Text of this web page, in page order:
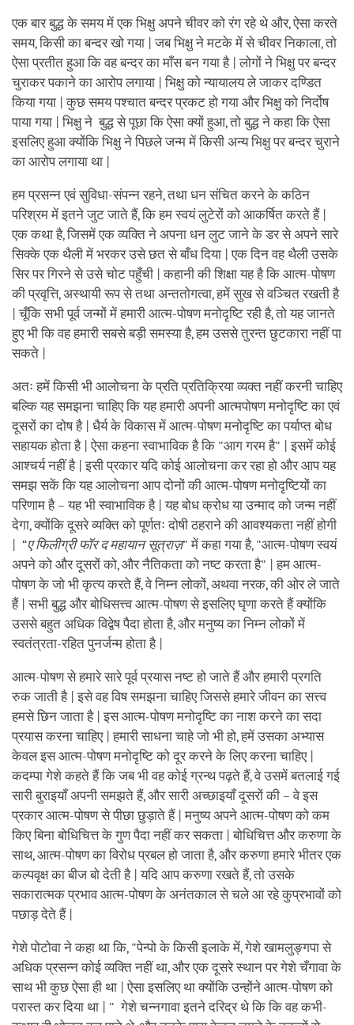
एक बार बुद्ध के समय में एक भिक्षु अपने चीवर को रंग रहे थे और, ऐसा करते
समय, किसी का बन्दर खो गया | जब भिक्षु ने मटके में से चीवर निकाला, तो
ऐसा प्रतीत हुआ कि वह बन्दर का माँस बन गया है | लोगों ने भिक्षु पर बन्दर
चुराकर पकाने का आरोप लगाया | भिक्षु को न्यायालय ले जाकर दण्डित
किया गया | कुछ समय पश्चात बन्दर प्रकट हो गया और भिक्षु को निर्दोष
पाया गया | भिक्षु ने बुद्ध से पूछा कि ऐसा क्यों हुआ, तो बुद्ध ने कहा कि ऐसा
इसलिए हुआ क्योंकि भिक्षु ने पिछले जन्म में किसी अन्य भिक्षु पर बन्दर चुराने
का आरोप लगाया था |
हम प्रसन्न एवं सुविधा-संपन्न रहने, तथा धन संचित करने के कठिन
परिश्रम में इतने जुट जाते हैं, कि हम स्वयं लुटेरों को आकर्षित करते हैं |
एक कथा है, जिसमें एक व्यक्ति ने अपना धन लुट जाने के डर से अपने सारे
सिक्के एक थैली में भरकर उसे छत से बाँध दिया | एक दिन वह थैली उसके
सिर पर गिरने से उसे चोट पहुँची | कहानी की शिक्षा यह है कि आत्म-पोषण
की प्रवृत्ति, अस्थायी रूप से तथा अन्ततोगत्वा, हमें सुख से वञ्चित रखती है
| चूँकि सभी पूर्व जन्मों में हमारी आत्म-पोषण मनोदृष्टि रही है, तो यह जानते
हुए भी कि वह हमारी सबसे बड़ी समस्या है, हम उससे तुरन्त छुटकारा नहीं पा
सकते |
अतः हमें किसी भी आलोचना के प्रति प्रतिक्रिया व्यक्त नहीं करनी चाहिए
बल्कि यह समझना चाहिए कि यह हमारी अपनी आत्मपोषण मनोदृष्टि का एवं
दूसरों का दोष है | धैर्य के विकास में आत्म-पोषण मनोदृष्टि का पर्याप्त बोध
सहायक होता है | ऐसा कहना स्वाभाविक है कि "आग गरम है" | इसमें कोई
आश्चर्य नहीं है | इसी प्रकार यदि कोई आलोचना कर रहा हो और आप यह
समझ सकें कि यह आलोचना आप दोनों की आत्म-पोषण मनोदृष्टियों का
परिणाम है – यह भी स्वाभाविक है | यह बोध क्रोध या उन्माद को जन्म नहीं
देगा, क्योंकि दूसरे व्यक्ति को पूर्णतः दोषी ठहराने की आवश्यकता नहीं होगी
| “ए फिलीग्री फॉर द महायान सूत्राज़" में कहा गया है, "आत्म-पोषण स्वयं
अपने को और दूसरों को, और नैतिकता को नष्ट करता है" | हम आत्म-
पोषण के जो भी कृत्य करते हैं, वे निम्न लोकों, अथवा नरक, की ओर ले जाते
हैं | सभी बुद्ध और बोधिसत्त्व आत्म-पोषण से इसलिए घृणा करते हैं क्योंकि
उससे बहुत अधिक विद्वेष पैदा होता है, और मनुष्य का निम्न लोकों में
स्वतंत्रता-रहित पुनर्जन्म होता है |
आत्म-पोषण से हमारे सारे पूर्व प्रयास नष्ट हो जाते हैं और हमारी प्रगति
रुक जाती है | इसे वह विष समझना चाहिए जिससे हमारे जीवन का सत्त्व
हमसे छिन जाता है | इस आत्म-पोषण मनोदृष्टि का नाश करने का सदा
प्रयास करना चाहिए | हमारी साधना चाहे जो भी हो, हमें उसका अभ्यास
केवल इस आत्म-पोषण मनोदृष्टि को दूर करने के लिए करना चाहिए |
कदम्पा गेशे कहते हैं कि जब भी वह कोई ग्रन्थ पढ़ते हैं, वे उसमें बतलाई गई
सारी बुराइयाँ अपनी समझते हैं, और सारी अच्छाइयाँ दूसरों की – वे इस
प्रकार आत्म-पोषण से पीछा छुड़ाते हैं | मनुष्य अपने आत्म-पोषण को कम
किए बिना बोधिचित्त के गुण पैदा नहीं कर सकता | बोधिचित्त और करुणा के
साथ, आत्म-पोषण का विरोध प्रबल हो जाता है, और करुणा हमारे भीतर एक
कल्पवृक्ष का बीज बो देती है | यदि आप करुणा रखते हैं, तो उसके
सकारात्मक प्रभाव आत्म-पोषण के अनंतकाल से चले आ रहे कुप्रभावों को
पछाड़ देते हैं |
गेशे पोटोवा ने कहा था कि, "पेन्पो के किसी इलाके में, गेशे खामलुङ्गपा से
अधिक प्रसन्न कोई व्यक्ति नहीं था, और एक दूसरे स्थान पर गेशे चँगावा के
साथ भी कुछ ऐसा ही था | ऐसा इसलिए था क्योंकि उन्होंने आत्म-पोषण को
परास्त कर दिया था | " गेशे चन्नगावा इतने दरिद्र थे कि कि वह कभी-